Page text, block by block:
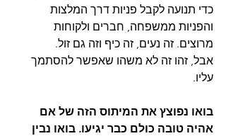
כדי תנועה לקבל פניות דרך המלצות
והפניות ממשפחה, חברים ולקוחות
מרוצים. זה נעים, זה כיף וזה גם זול.
אבל, זהו זה לא משהו שאפשר להסתמך
עליו.
בואו נפוצץ את המיתוס הזה של אם
אהיה טובה כולם כבר יגיעו. בואו נבין